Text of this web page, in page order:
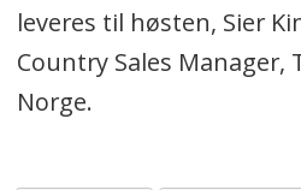
leveres til høsten, Sier
Country Sales Manager,
Norge.